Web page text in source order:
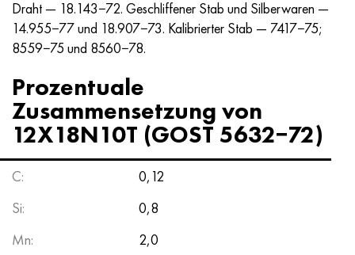
Draht — 18.143−72. Geschliffener Stab und Silberwaren —
14.955−77 und 18.907−73. Kalibrierter Stab — 7417−75;
8559−75 und 8560−78.
Prozentuale
Zusammensetzung von
12X18N10T (GOST 5632−72)
С:
0,12
Si:
0,8
Mn:
2,0
Hastelloy C-276
Hastelloy C2000
Hastelloy 3
Hastelloy x
Udimet 500
Udimet 720
40HFA, 1.7223, aisi 4142
45H, 45h, 1.7035
45HN2MFA, k2425, 45hnmf
А40G, 44smn28, 1.0762, 46s20